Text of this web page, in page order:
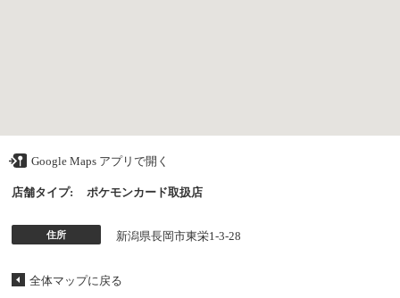
Google Maps アプリで開く
店舗タイプ: ポケモンカード取扱店
住所 新潟県長岡市東栄1-3-28
全体マップに戻る